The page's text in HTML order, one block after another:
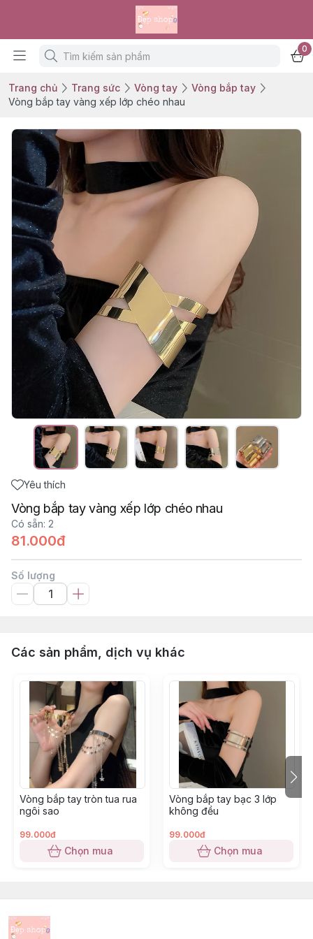
0
Trang chủ Trang sức Vòng tay
Vòng bắp tay
Vòng bắp tay vàng xếp lớp chéo nhau
Yêu thích
Vòng bắp tay vàng xếp lớp chéo nhau
Có sẵn: 2
81.000đ
Số lượng
Các sản phẩm, dịch vụ khác
Vòng bắp tay tròn tua rua
ngôi sao
99.000đ
Chọn mua
Vòng bắp tay bạc 3 lớp
không đều
99.000đ
Chọn mua